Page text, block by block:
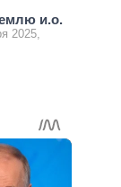
и.о.
2025,